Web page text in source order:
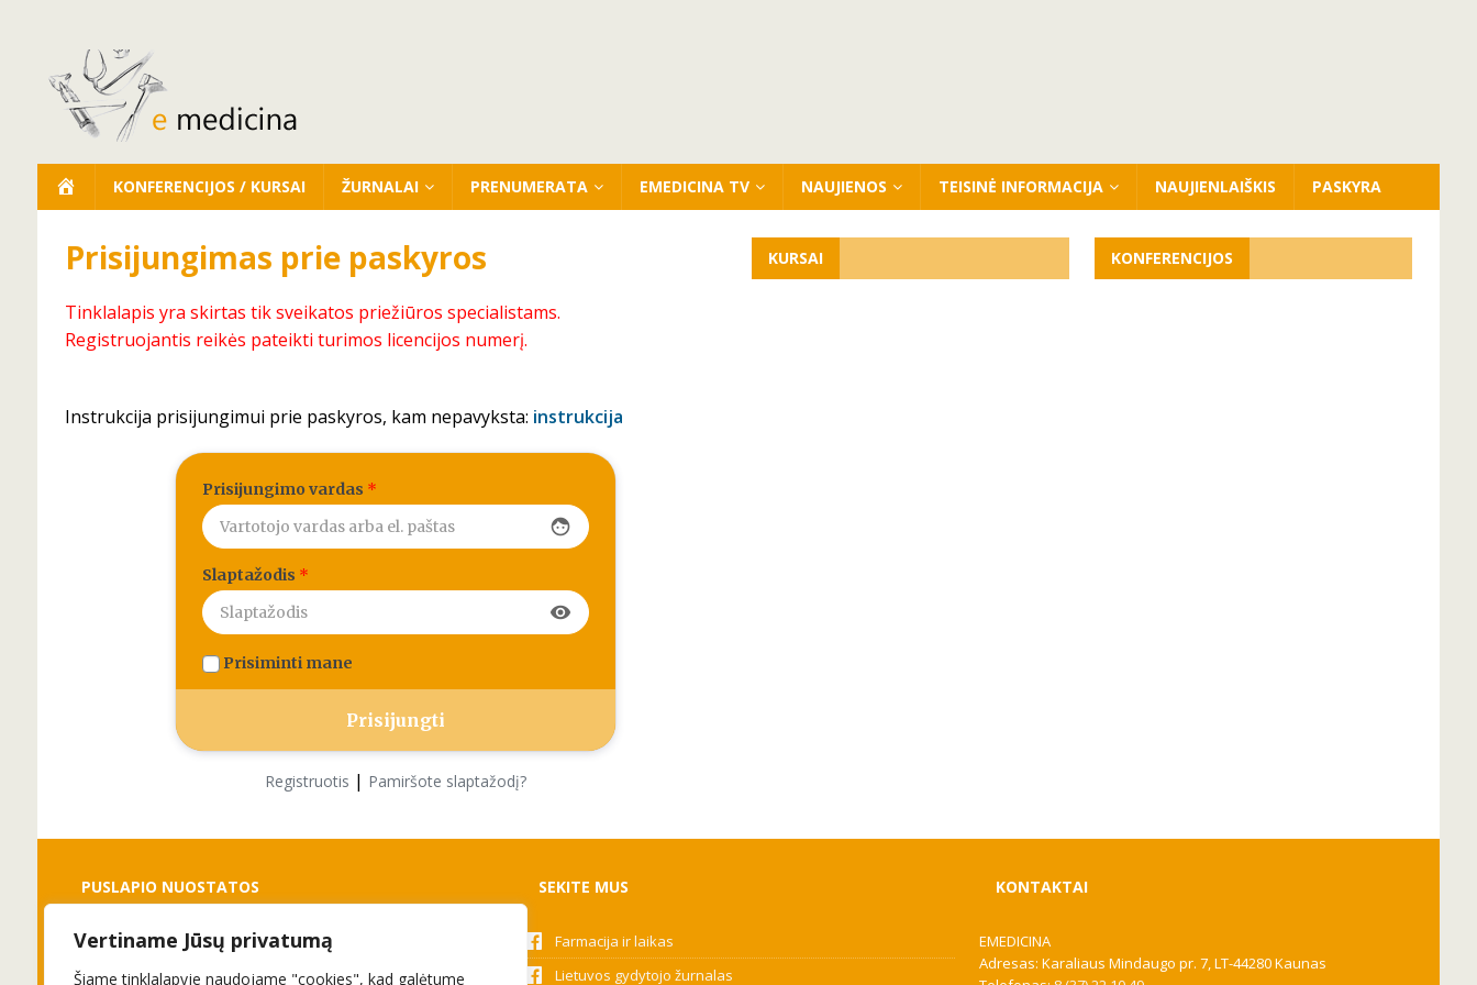
Vertiname Jūsų privatumą
Šiame tinklalapyje naudojame "cookies", kad galėtume
KONFERENCIJOS / KURSAI ŽURNALAI PRENUMERATA EMEDICINA TV NAUJIENOS TEISINĖ INFORMACIJA NAUJIENLAIŠKIS PASKYRA
Prisijungimas prie paskyros
Tinklalapis yra skirtas tik sveikatos priežiūros specialistams.
Registruojantis reikės pateikti turimos licencijos numerį.
Instrukcija prisijungimui prie paskyros, kam nepavyksta: instrukcija
Prisijungimo vardas *
face
Slaptažodis *
visibility
Prisiminti mane
Registruotis | Pamiršote slaptažodį?
KURSAI KONFERENCIJOS
PUSLAPIO NUOSTATOS
Slapukai
Privatumo politika
SEKITE MUS
Farmacija ir laikas
Lietuvos gydytojo žurnalas
KONTAKTAI
EMEDICINA
Adresas: Karaliaus Mindaugo pr. 7, LT-44280 Kaunas